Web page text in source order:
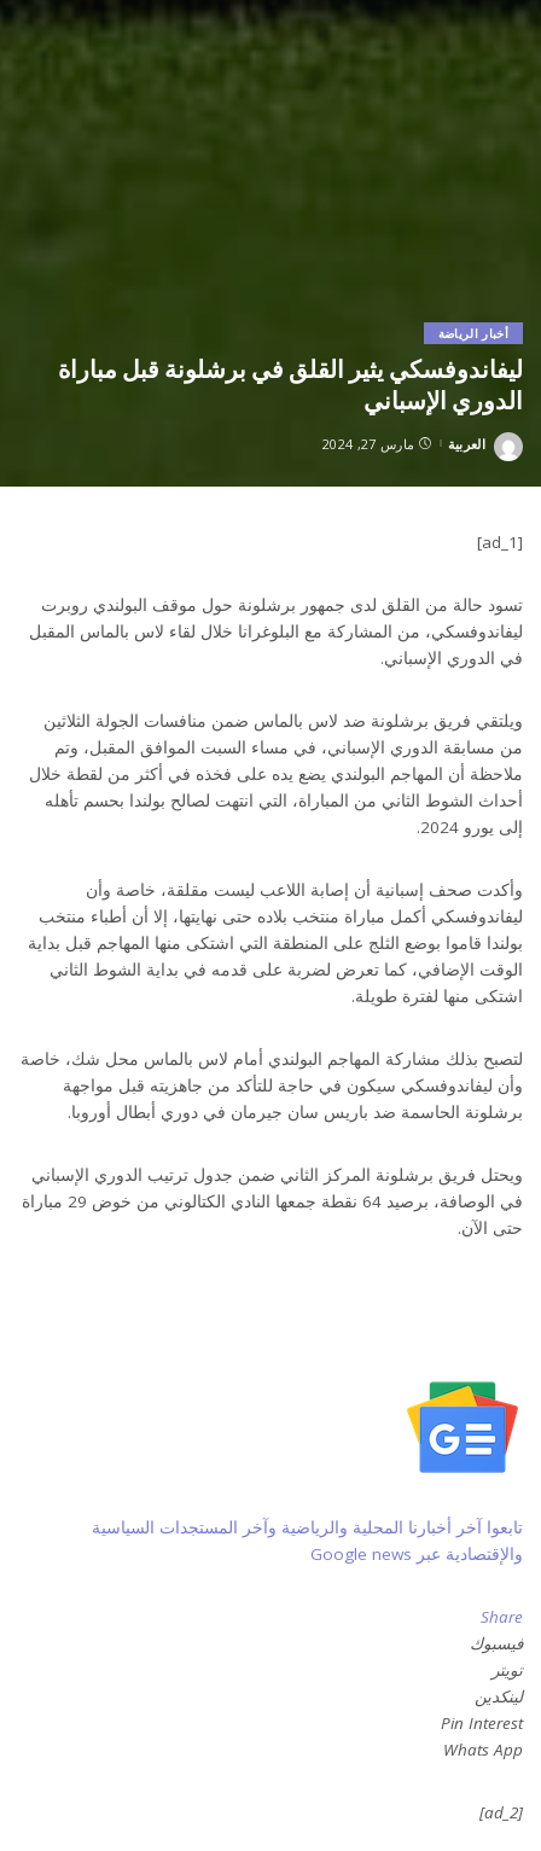
أخبار الرياضة
ليفاندوفسكي يثير القلق في برشلونة قبل مباراة
الدوري الإسباني
Posted
العربية مارس 27, 2024
[ad_1]
تسود حالة من القلق لدى جمهور برشلونة حول موقف البولندي روبرت
ليفاندوفسكي، من المشاركة مع البلوغرانا خلال لقاء لاس بالماس المقبل
في الدوري الإسباني.
ويلتقي فريق برشلونة ضد لاس بالماس ضمن منافسات الجولة الثلاثين
من مسابقة الدوري الإسباني، في مساء السبت الموافق المقبل، وتم
ملاحظة أن المهاجم البولندي يضع يده على فخذه في أكثر من لقطة خلال
أحداث الشوط الثاني من المباراة، التي انتهت لصالح بولندا بحسم تأهله
إلى يورو 2024.
وأكدت صحف إسبانية أن إصابة اللاعب ليست مقلقة، خاصة وأن
ليفاندوفسكي أكمل مباراة منتخب بلاده حتى نهايتها، إلا أن أطباء منتخب
بولندا قاموا بوضع الثلج على المنطقة التي اشتكى منها المهاجم قبل بداية
الوقت الإضافي، كما تعرض لضربة على قدمه في بداية الشوط الثاني
اشتكى منها لفترة طويلة.
لتصبح بذلك مشاركة المهاجم البولندي أمام لاس بالماس محل شك، خاصة
وأن ليفاندوفسكي سيكون في حاجة للتأكد من جاهزيته قبل مواجهة
برشلونة الحاسمة ضد باريس سان جيرمان في دوري أبطال أوروبا.
ويحتل فريق برشلونة المركز الثاني ضمن جدول ترتيب الدوري الإسباني
في الوصافة، برصيد 64 نقطة جمعها النادي الكتالوني من خوض 29 مباراة
حتى الآن.
تابعوا آخر أخبارنا المحلية والرياضية وآخر المستجدات السياسية
والإقتصادية عبر Google news
Share
فيسبوك
تويتر
لينكدين
Pin Interest
Whats App
[ad_2]